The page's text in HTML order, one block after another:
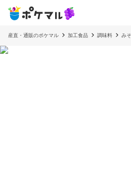
産直・通販のポケマル 加工食品 調味料 みそ